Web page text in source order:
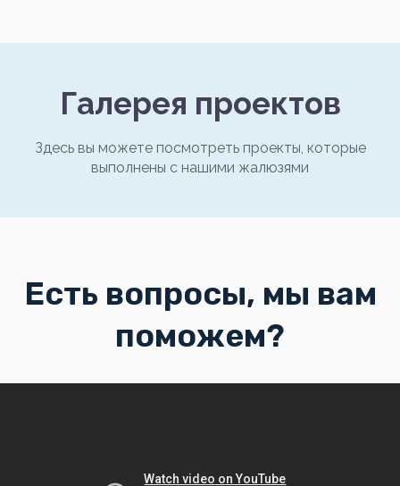
Галерея проектов
Здесь вы можете посмотреть проекты, которые
выполнены с нашими жалюзями
Есть вопросы, мы вам
поможем?